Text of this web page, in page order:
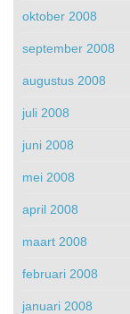
oktober 2008
september 2008
augustus 2008
juli 2008
juni 2008
mei 2008
april 2008
maart 2008
februari 2008
januari 2008